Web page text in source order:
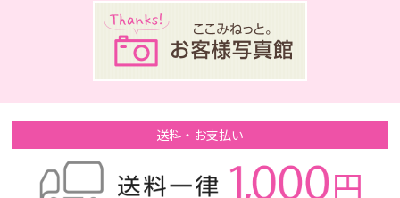
送料・お支払い